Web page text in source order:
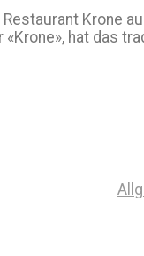
Restaurant Krone
«Krone», hat das